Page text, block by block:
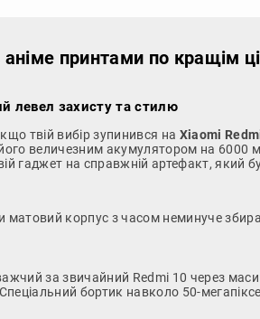
принтами по кращім
левел захисту та стилю
твій вибір зупинився на Xiaomi
величезним акумулятором на
гаджет на справжній артефакт,
корпус з часом неминуче
за звичайний Redmi 10 через
бортик навколо 50-